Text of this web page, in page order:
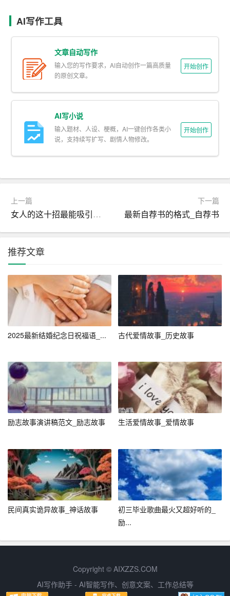
得，更重要的是内心的成熟与深化学会宽容、理解、爱与
被爱。生活中的每一次经历，无论好坏，都是宝贵的教
训，促使我们更加坚韧、智慧。
3. 贡献与传承
生活的意义还体现在对社会的贡献和文化的传承上。无论
是科学家推动科技进步，艺术家创造美的享受，还是普通
人在日常工作中默默奉献，每个人的存在都对世界有所影
响。通过教育子女、传承文化、参与公益活动等，我们都
在以自己的方式延续人类的文明火种，让这个世界因我们
人类对未知的好奇心和探索欲是驱动生活前进的动力之
探索不仅拓宽了人类的认知边界，也丰富了我们的生活体
趣。
三、寻找个人生活的意义
在宏大的生活意义探讨之外，每个人都需要找到属于自己
是一些建议：
– 设定目标：明确自己想要达成的目标，无论是职业上的
成就、家庭的和睦还是个人兴趣的发展，有目标的生活更
有方向感。
力，带来乐趣和满足感。
– 自我接纳：认识并接受自己的不完美，学会与自己的情
绪和平共处，是提高生活质量的关键。
– 感恩与分享：对生活中的美好保持感激之心，同时乐于
与他人分享自己的知识和资源，这种正面的能量循环能增
适应这个快速变化的时代，也是寻找生活意义的重要途
AI写作工具
文章自动写作
输入您的写作要求，AI自动创作一篇高质量
的原创文章。
开始创作
AI写小说
输入题材、人设、梗概，AI一键创作各类小
说，支持续写扩写、剧情人物修改。
开始创作
上一篇
女人的这十招最能吸引男人_爱情短信
下一篇
最新自荐书的格式_自荐书
推荐文章
2025最新结婚纪念日祝福语_... 古代爱情故事_历史故事
励志故事演讲稿范文_励志故事 生活爱情故事_爱情故事
民间真实诡异故事_神话故事
初三毕业歌曲最火又超好听的_
励...
Copyright © AIXZZS.COM
AI写作助手 - AI智能写作、创意文案、工作总结等